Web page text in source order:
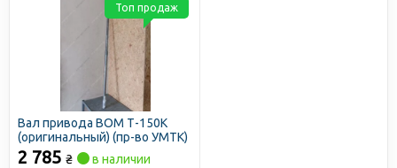
Вал привода ВОМ Т-150К
(оригинальный) (пр-во УМТК)
2 785 ₴ в наличии
Топ продаж